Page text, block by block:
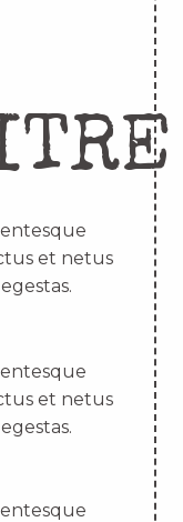
et netus
et netus